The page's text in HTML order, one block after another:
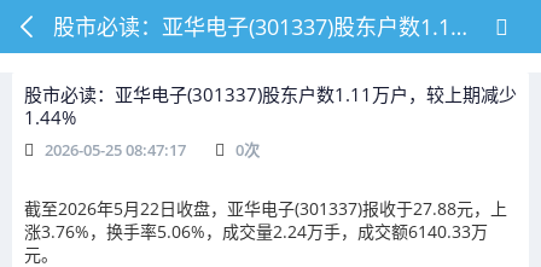
股市必读：亚华电子(301337)股东户数1.11万户，较上期减少1.44%
股市必读：亚华电子(301337)股东户数1.11万户，较上期减少
1.44%
2026-05-25 08:47:17 0次
截至2026年5月22日收盘，亚华电子(301337)报收于27.88元，上
涨3.76%，换手率5.06%，成交量2.24万手，成交额6140.33万
元。